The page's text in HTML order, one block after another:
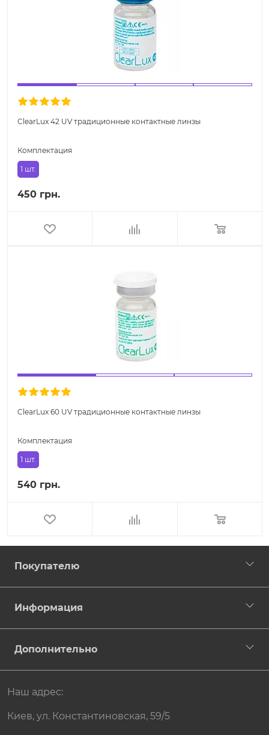
ClearLux 42 UV традиционные контактные линзы
Комплектация
1 шт.
450 грн.
ClearLux 60 UV традиционные контактные линзы
Комплектация
1 шт.
540 грн.
Покупателю
Информация
Дополнительно
Наш адрес:
Киев, ул. Константиновская, 59/5